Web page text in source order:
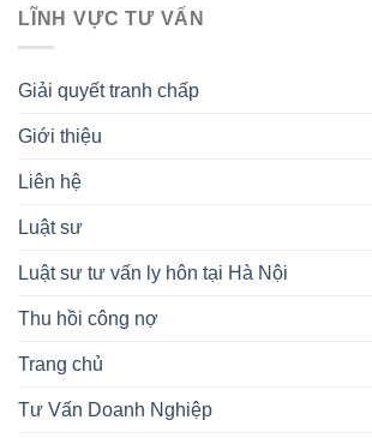
LĨNH VỰC TƯ VẤN
Giải quyết tranh chấp
Giới thiệu
Liên hệ
Luật sư
Luật sư tư vấn ly hôn tại Hà Nội
Thu hồi công nợ
Trang chủ
Tư Vấn Doanh Nghiệp